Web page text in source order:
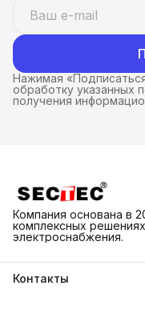
Нажимая
обработку указанных
получения
Компания основана в
комплексных
электроснабжения.
Контакты